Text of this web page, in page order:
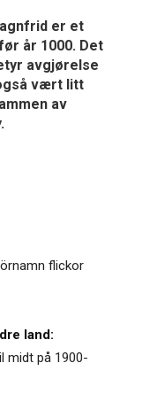
er et
år 1000. Det
avgjørelse
vært litt
av
flickor
land:
midt på 1900-